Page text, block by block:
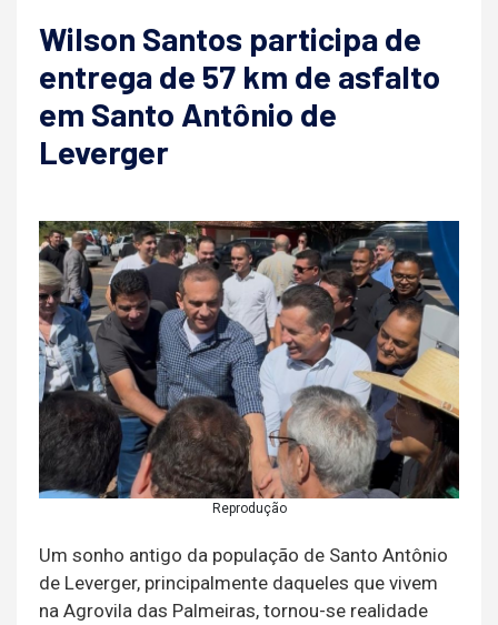
Wilson Santos participa de
entrega de 57 km de asfalto
em Santo Antônio de
Leverger
Reprodução
Um sonho antigo da população de Santo Antônio
de Leverger, principalmente daqueles que vivem
na Agrovila das Palmeiras, tornou-se realidade